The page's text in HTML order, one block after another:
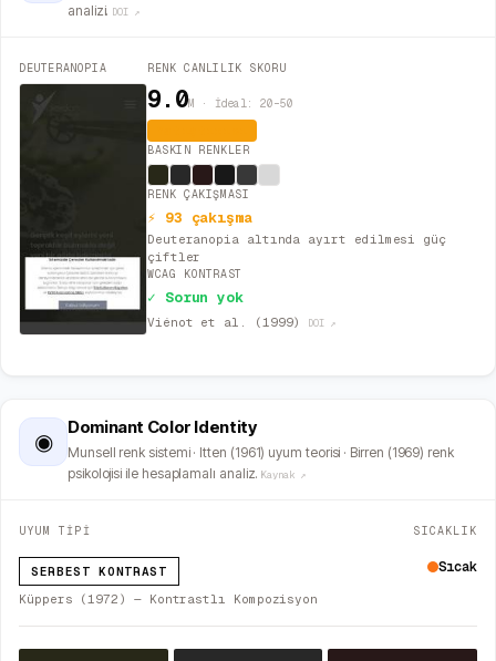
analizi. DOI ↗
DEUTERANOPIA RENK CANLILIK SKORU
9.0M · İdeal: 20–50
BASKIN RENKLER
RENK ÇAKIŞMASI
⚡ 93 çakışma
Deuteranopia altında ayırt edilmesi güç
çiftler
WCAG KONTRAST
✓ Sorun yok
Viénot et al. (1999) DOI ↗
◉
Dominant Color Identity
Munsell renk sistemi · Itten (1961) uyum teorisi · Birren (1969) renk
psikolojisi ile hesaplamalı analiz. Kaynak ↗
UYUM TİPİ
SERBEST KONTRAST
Küppers (1972) — Kontrastlı Kompozisyon
SICAKLIK
Sıcak